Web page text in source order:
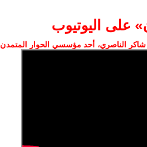
على اليوتيوب
الناصري، أحد مؤسسي الحوار المتمدن